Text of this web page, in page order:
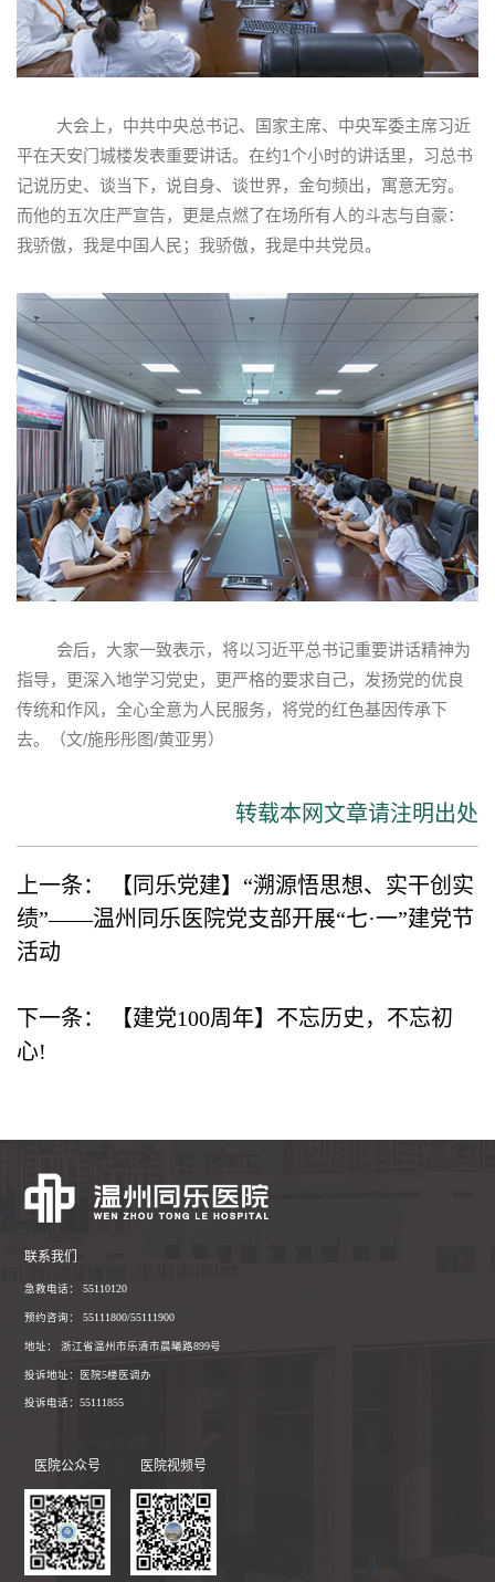
大会上，中共中央总书记、国家主席、中央军委主席习近
平在天安门城楼发表重要讲话。在约1个小时的讲话里，习总书
记说历史、谈当下，说自身、谈世界，金句频出，寓意无穷。
而他的五次庄严宣告，更是点燃了在场所有人的斗志与自豪：
我骄傲，我是中国人民；我骄傲，我是中共党员。
会后，大家一致表示，将以习近平总书记重要讲话精神为
指导，更深入地学习党史，更严格的要求自己，发扬党的优良
传统和作风，全心全意为人民服务，将党的红色基因传承下
去。（文/施彤彤图/黄亚男）
转载本网文章请注明出处
上一条：
【同乐党建】“溯源悟思想、实干创实
绩”——温州同乐医院党支部开展“七·一”建党节
活动
下一条：
【建党100周年】不忘历史，不忘初
心!
联系我们
急救电话： 55110120
预约咨询： 55111800/55111900
地址： 浙江省温州市乐清市晨曦路899号
投诉地址：医院5楼医调办
投诉电话：55111855
医院公众号 医院视频号